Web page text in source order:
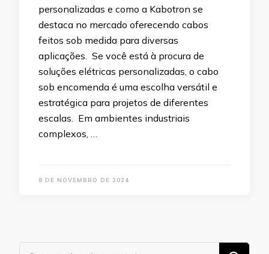
personalizadas e como a Kabotron se
destaca no mercado oferecendo cabos
feitos sob medida para diversas
aplicações. Se você está à procura de
soluções elétricas personalizadas, o cabo
sob encomenda é uma escolha versátil e
estratégica para projetos de diferentes
escalas. Em ambientes industriais
complexos, …
8 DE NOVEMBRO DE 2024
Procurando